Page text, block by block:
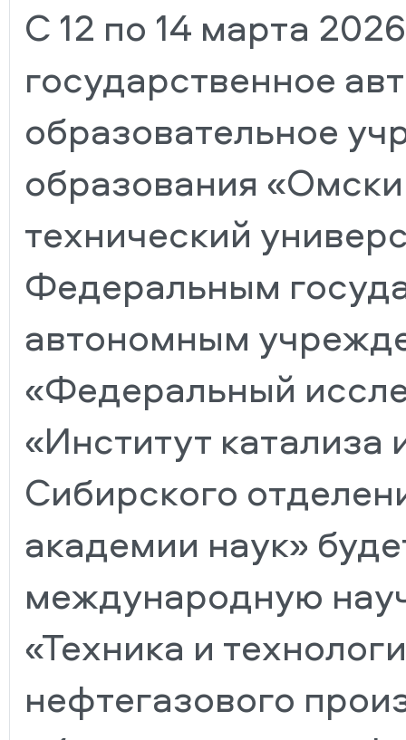
С 12 по 14 марта
государственное
образовательное
образования
технический
Федеральным
автономным
«Федеральный
«Институт катализа
Сибирского
академии наук»
международную
«Техника и
нефтегазового